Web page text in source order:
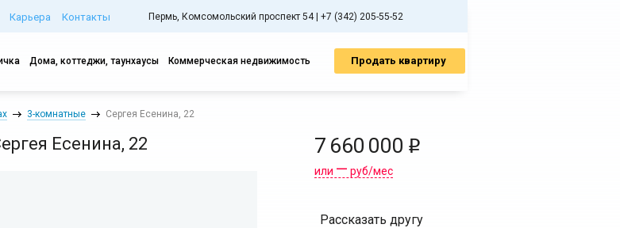
Карьера Контакты Пермь, Комсомольский проспект 54 | +7 (342) 205-55-52
Дома, коттеджи, таунхаусы Коммерческая недвижимость Продать квартиру
3-комнатные Сергея Есенина, 22
Есенина, 22 7 660 000 i
или — руб/мес
Рассказать другу